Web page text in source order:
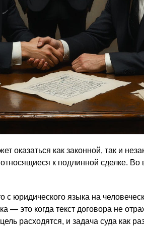
оказаться как законной, так и
к подлинной сделке.
с юридического языка на
— это когда текст договора не
расходятся, и задача суда как